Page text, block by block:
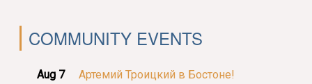
COMMUNITY EVENTS
Aug 7
Артемий Троицкий в Бостоне!